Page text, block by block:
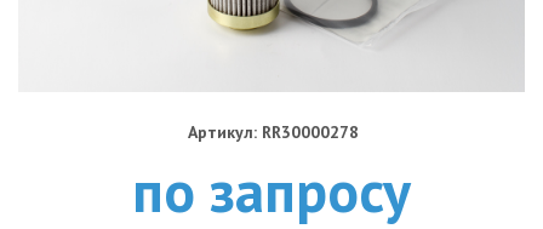
Артикул: RR30000278
по запросу